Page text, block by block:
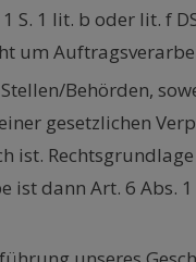
S. 1 lit. b oder lit. f
um
Behörden,
gesetzlichen
ist.
ist dann Art. 6 Abs. 1